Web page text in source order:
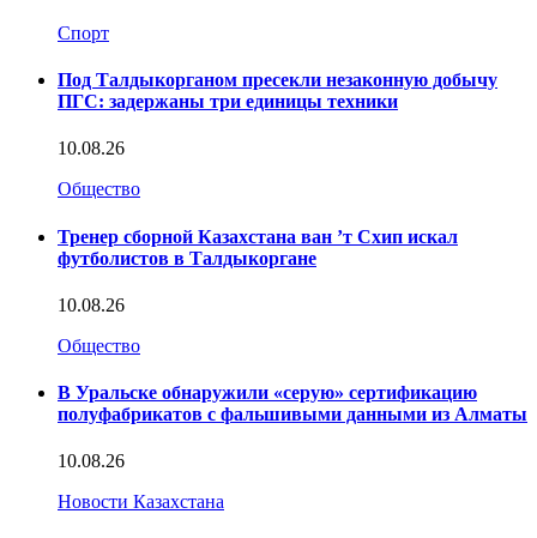
Спорт
Под Талдыкорганом пресекли незаконную добычу
ПГС: задержаны три единицы техники
10.08.26
Общество
Тренер сборной Казахстана ван ’т Схип искал
футболистов в Талдыкоргане
10.08.26
Общество
В Уральске обнаружили «серую» сертификацию
полуфабрикатов с фальшивыми данными из Алматы
10.08.26
Новости Казахстана